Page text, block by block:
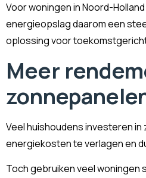
Voor woningen in Noord-
energieopslag daarom een
oplossing voor
Meer
Veel huishoudens investeren in
energiekosten te verlagen en
Toch gebruiken veel woningen